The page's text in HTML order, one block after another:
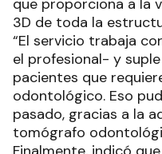
que proporciona a la
3D de toda la
“El servicio trabaja
el profesional- y
pacientes que
odontológico. Eso
pasado, gracias a la
tomógrafo